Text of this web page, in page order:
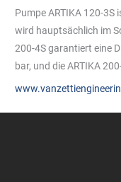
Pumpe ARTIKA 120-3S
wird hauptsächlich im
200-4S garantiert eine
bar, und die ARTIKA